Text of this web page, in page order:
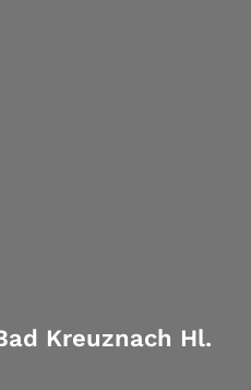
Kreuznach Hl.